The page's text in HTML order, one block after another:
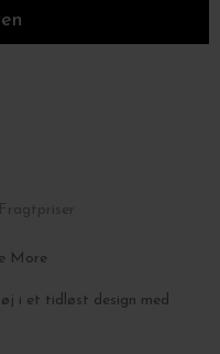
More
i et tidløst design med